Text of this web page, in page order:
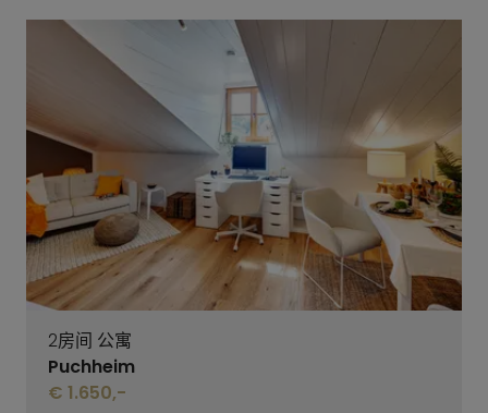
2房间 公寓
Puchheim
€ 1.650,-